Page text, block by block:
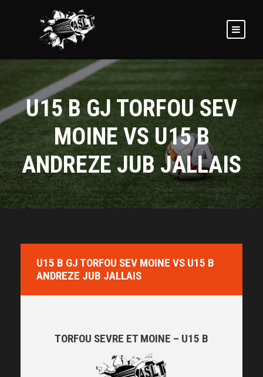
U15 B GJ TORFOU SEV
MOINE VS U15 B
ANDREZE JUB JALLAIS
U15 B GJ TORFOU SEV MOINE VS U15 B
ANDREZE JUB JALLAIS
TORFOU SEVRE ET MOINE – U15 B